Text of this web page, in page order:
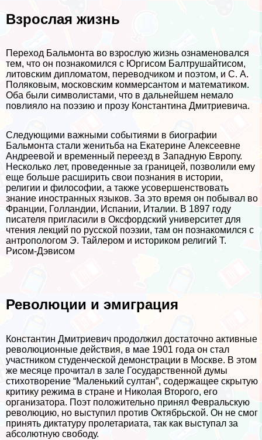
Взрослая жизнь
Переход Бальмонта во взрослую жизнь ознаменовался
тем, что он познакомился с Юргисом Балтрушайтисом,
литовским дипломатом, переводчиком и поэтом, и С. А.
Поляковым, московским коммерсантом и математиком.
Оба были символистами, что в дальнейшем немало
повлияло на поэзию и прозу Константина Дмитриевича.
Следующими важными событиями в биографии
Бальмонта стали женитьба на Екатерине Алексеевне
Андреевой и временный переезд в Западную Европу.
Несколько лет, проведенные за границей, позволили ему
еще больше расширить свои познания в истории,
религии и философии, а также усовершенствовать
знание иностранных языков. За это время он побывал во
Франции, Голландии, Испании, Италии. В 1897 году
писателя пригласили в Оксфордский университет для
чтения лекций по русской поэзии, там он познакомился с
антропологом Э. Тайлером и историком религий Т.
Рисом-Дэвисом
Революции и эмиграция
Константин Дмитриевич продолжил достаточно активные
революционные действия, в мае 1901 года он стал
участником студенческой демонстрации в Москве. В этом
же месяце прочитал в зале Государственной думы
стихотворение “Маленький султан”, содержащее скрытую
критику режима в стране и Николая Второго, его
организатора. Поэт положительно принял Февральскую
революцию, но выступил против Октябрьской. Он не смог
принять диктатуру пролетариата, так как выступал за
абсолютную свободу.